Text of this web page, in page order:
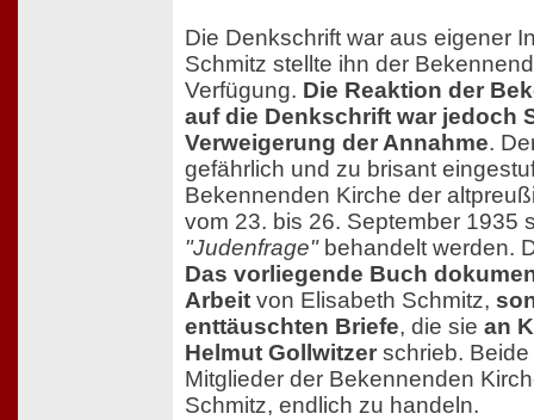
Die Denkschrift war aus eigener
Schmitz stellte ihn der
Verfügung. Die Reaktion der
auf die Denkschrift war jedoch
Verweigerung der Annahme.
gefährlich und zu brisant
Bekennenden Kirche der
vom 23. bis 26. September 1935
"Judenfrage"behandelt werden.
Das vorliegende Buch
Arbeit von Elisabeth Schmitz,
enttäuschten Briefe, die sie an
Helmut Gollwitzer schrieb.
Mitglieder der Bekennenden
Schmitz, endlich zu handeln.